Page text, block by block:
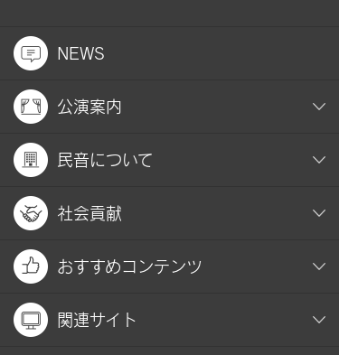
NEWS
公演案内
民音について
社会貢献
おすすめコンテンツ
関連サイト